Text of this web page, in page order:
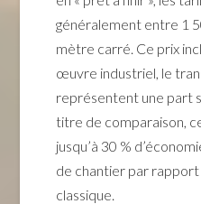
généralement entre 1
mètre carré. Ce prix
œuvre industriel, le
représentent une part
titre de comparaison,
jusqu’à 30 %
de chantier par rapport
classique.